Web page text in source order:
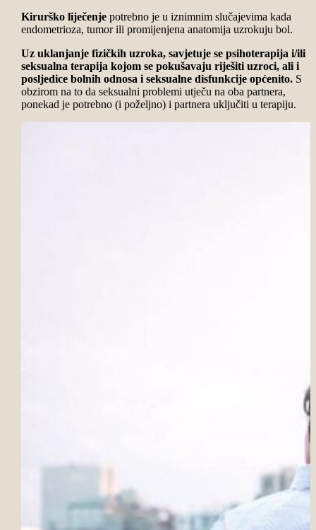
Kirurško liječenjepotrebno je u iznimnim slučajevima kada
endometrioza, tumor ili promijenjena anatomija uzrokuju bol.
Uz uklanjanje fizičkih uzroka, savjetuje se psihoterapija i/ili
seksualna terapija kojom se pokušavaju riješiti uzroci, ali i
posljedice bolnih odnosa i seksualne disfunkcije općenito.S
obzirom na to da seksualni problemi utječu na oba partnera,
ponekad je potrebno (i poželjno) i partnera uključiti u terapiju.